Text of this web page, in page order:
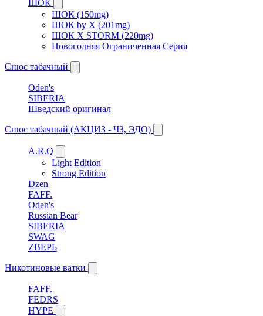
ШОК
ШОК (150mg)
ШОК by X (201mg)
ШОК X STORM (220mg)
Новогодняя Ограниченная Серия
Снюс табачный
Oden's
SIBERIA
Шведский оригинал
Снюс табачный (АКЦИЗ - ЧЗ, ЭДО)
A.R.Q
Light Edition
Strong Edition
Dzen
FAFF.
Oden's
Russian Bear
SIBERIA
SWAG
ZВЕРЬ
Никотиновые ватки
FAFF.
FEDRS
HYPE